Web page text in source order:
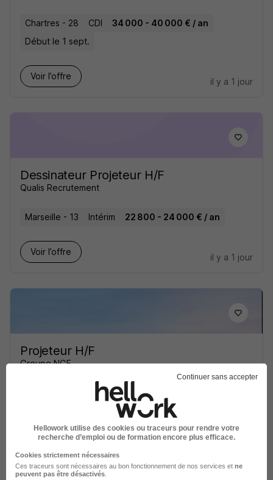
Chartres - 28 CDI
34 000 - 40 000 € / an
Début le 1 sept.
Voir l’offre
il y a 1 jour
Dessinateur Projeteur H/F
Qualis Recrutement
Marseille - 13 Intérim 22 800 - 24 000 € / an
Voir l’offre
il y a 1 jour
Projeteur H/F
Groupe NGE
Le Mesnil-Amelot - 77
Voir l’offre
il y a 1 jour
Continuer sans accepter
Hellowork utilise des cookies ou traceurs pour rendre votre
recherche d’emploi ou de formation encore plus efficace.
Cookies strictement nécessaires
Ces traceurs sont nécessaires au bon fonctionnement de nos services et ne
peuvent pas être désactivés